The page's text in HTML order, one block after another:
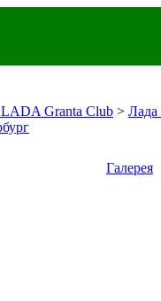
Granta Club > Лада
Галерея